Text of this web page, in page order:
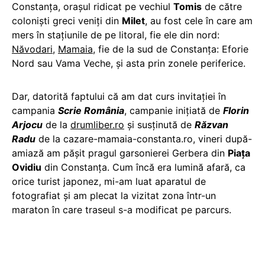
Constanța, orașul ridicat pe vechiul Tomis de către
coloniști greci veniți din Milet, au fost cele în care am
mers în stațiunile de pe litoral, fie ele din nord:
Năvodari, Mamaia, fie de la sud de Constanța: Eforie
Nord sau Vama Veche, și asta prin zonele periferice.
Dar, datorită faptului că am dat curs invitației în
campania Scrie România, campanie inițiată de Florin
Arjocu de la drumliber.ro și susținută de Răzvan
Radu de la cazare-mamaia-constanta.ro, vineri după-
amiază am pășit pragul garsonierei Gerbera din Piața
Ovidiu din Constanța. Cum încă era lumină afară, ca
orice turist japonez, mi-am luat aparatul de
fotografiat și am plecat la vizitat zona într-un
maraton în care traseul s-a modificat pe parcurs.